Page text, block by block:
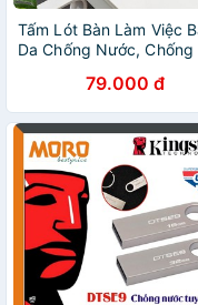
Tấm Lót Bàn Làm Việc
Da Chống Nước, Chống
79.000 đ